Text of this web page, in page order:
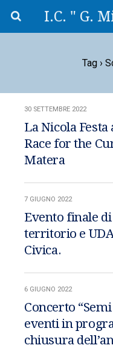
I.C. " G.
Tag ›
30 SETTEMBRE 2022
La Nicola
Race for the
Matera
7 GIUGNO 2022
Evento finale
territorio e
Civica.
6 GIUGNO 2022
Concerto
eventi in
chiusura